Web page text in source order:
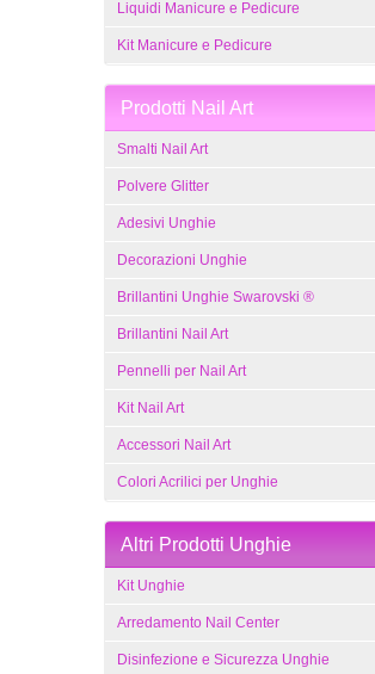
Liquidi Manicure e Pedicure
Kit Manicure e Pedicure
Prodotti Nail Art
Smalti Nail Art
Polvere Glitter
Adesivi Unghie
Decorazioni Unghie
Brillantini Unghie Swarovski ®
Brillantini Nail Art
Pennelli per Nail Art
Kit Nail Art
Accessori Nail Art
Colori Acrilici per Unghie
Altri Prodotti Unghie
Kit Unghie
Arredamento Nail Center
Disinfezione e Sicurezza Unghie